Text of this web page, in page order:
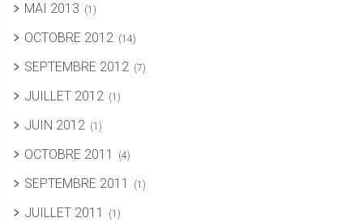
MAI 2013 (1)
OCTOBRE 2012 (14)
SEPTEMBRE 2012 (7)
JUILLET 2012 (1)
JUIN 2012 (1)
OCTOBRE 2011 (4)
SEPTEMBRE 2011 (1)
JUILLET 2011 (1)